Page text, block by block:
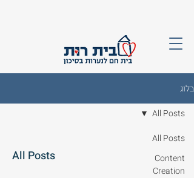
בלוג
All Posts
Content
Creation
All Posts
All Posts